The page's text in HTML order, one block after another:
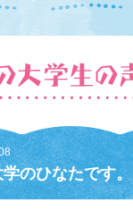
学のひなたです。